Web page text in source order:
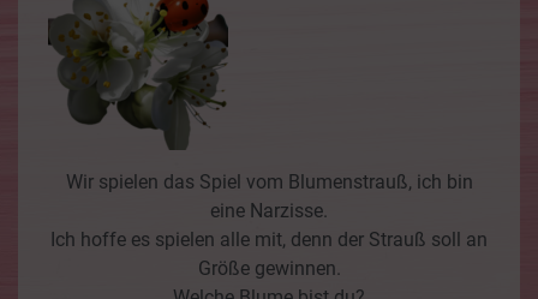
Wir spielen das Spiel vom Blumenstrauß, ich bin
eine Narzisse.
Ich hoffe es spielen alle mit, denn der Strauß soll an
Größe gewinnen.